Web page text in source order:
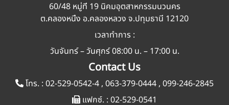
60/48 หมู่ที่ 19 นิคมอุตสาหกรรมนวนคร
ต.คลองหนึ่ง อ.คลองหลวง จ.ปทุมธานี 12120
เวลาทำการ :
วันจันทร์ – วันศุกร์ 08:00 น. – 17:00 น.
Contact Us
โทร. : 02-529-0542-4, 063-379-0444, 099-246-2845
แฟกซ์. : 02-529-0541